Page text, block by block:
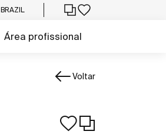
BRAZIL
Área profissional
Voltar